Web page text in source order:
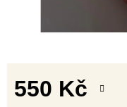
550 Kč